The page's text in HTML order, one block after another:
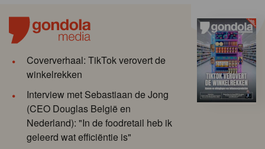
Coververhaal: TikTok verovert de
winkelrekken
Interview met Sebastiaan de Jong
(CEO Douglas België en
Nederland): "In de foodretail heb ik
geleerd wat efficiëntie is"